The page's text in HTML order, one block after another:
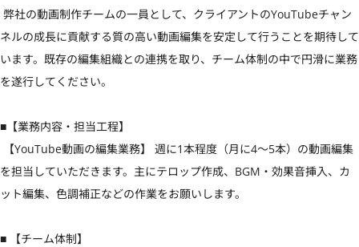
ネルの成長に貢献する質の高い動画編集を安定して行うことを期待して
います。既存の編集組織との連携を取り、チーム体制の中で円滑に業務
を遂行してください。
■【業務内容・担当工程】
を担当していただきます。主にテロップ作成、BGM・効果音挿入、カ
ット編集、色調補正などの作業をお願いします。
■ 【チーム体制】